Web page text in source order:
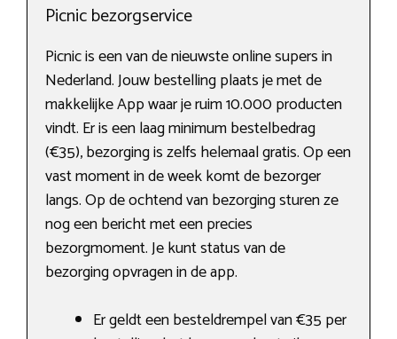
Picnic bezorgservice
Picnic is een van de nieuwste online supers in
Nederland. Jouw bestelling plaats je met de
makkelijke App waar je ruim 10.000 producten
vindt. Er is een laag minimum bestelbedrag
(€35), bezorging is zelfs helemaal gratis. Op een
vast moment in de week komt de bezorger
langs. Op de ochtend van bezorging sturen ze
nog een bericht met een precies
bezorgmoment. Je kunt status van de
bezorging opvragen in de app.
Er geldt een besteldrempel van €35 per